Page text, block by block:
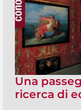
Una
ricerca di